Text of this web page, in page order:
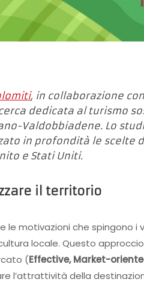
, in collaborazione con
dedicata al turismo
Valdobbiadene. Lo
in profondità le scelte
e Stati Uniti.
il territorio
le motivazioni che spingono i
locale. Questo
(Effective, Market-
l’attrattività della